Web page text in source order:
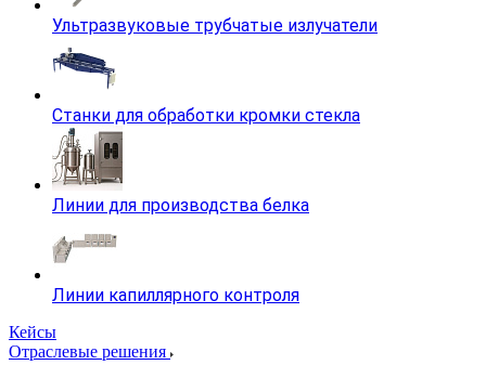
Ультразвуковые трубчатые излучатели
Станки для обработки кромки стекла
Линии для производства белка
Линии капиллярного контроля
Кейсы
Отраслевые решения